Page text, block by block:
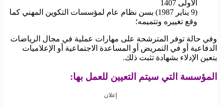
الأولى 1407
(9 يناير 1987) بسن نظام عام لمؤسسات التكوين المهني كما
وقع تغييره وتتميمه؛
وفي حالة توفر المترشحة على مهارات عملية في مجال الرياضات
الدفاعية أو في التمريض أو المساعدة الاجتماعية أو الإعلاميات
يتعين الإدلاء بشهادة تثبت ذلك.
المؤسسة التي سيتم التعيين للعمل بها:
إعلان